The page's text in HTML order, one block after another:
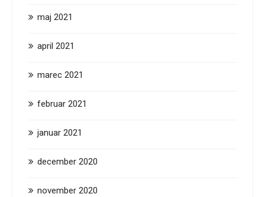
maj 2021
april 2021
marec 2021
februar 2021
januar 2021
december 2020
november 2020